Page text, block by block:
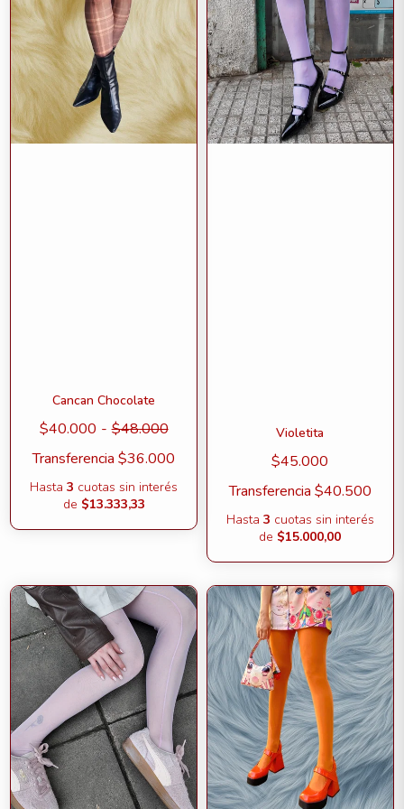
Cancan Chocolate
$40.000 - $48.000
Transferencia$36.000
Hasta3 cuotas sin interés
de $13.333,33
Violetita
$45.000
Transferencia $40.500
Hasta 3 cuotas sin interés
de $15.000,00